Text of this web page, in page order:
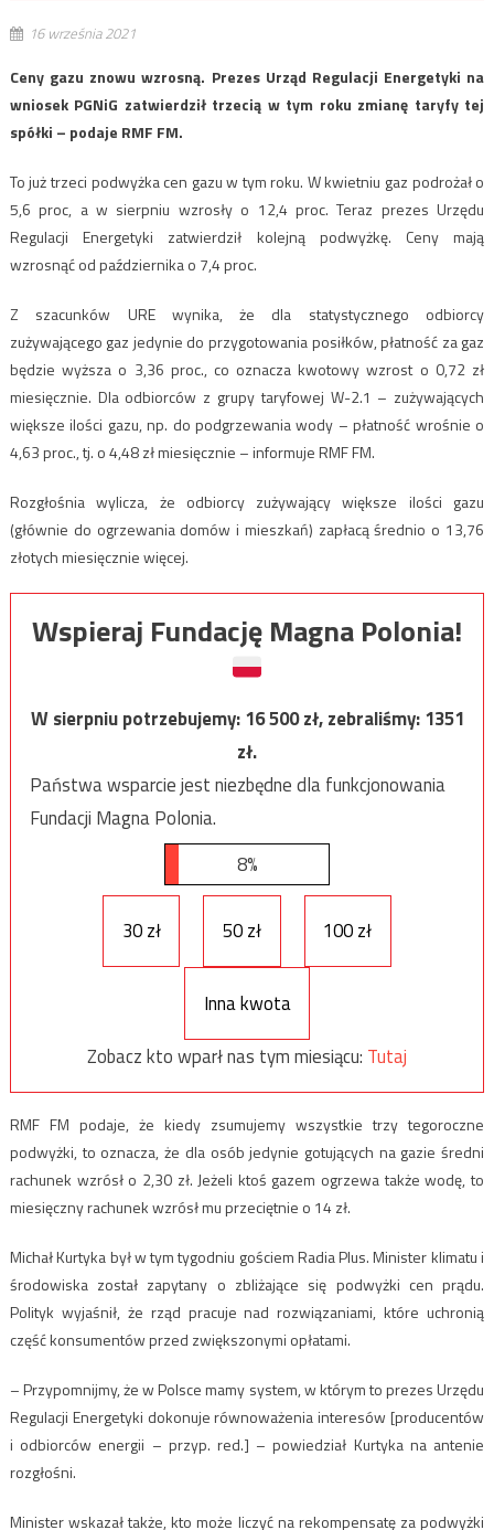
16 września 2021
Ceny gazu znowu wzrosną. Prezes Urząd Regulacji Energetyki na
wniosek PGNiG zatwierdził trzecią w tym roku zmianę taryfy tej
spółki – podaje RMF FM.
To już trzeci podwyżka cen gazu w tym roku. W kwietniu gaz podrożał o
5,6 proc, a w sierpniu wzrosły o 12,4 proc. Teraz prezes Urzędu
Regulacji Energetyki zatwierdził kolejną podwyżkę. Ceny mają
wzrosnąć od października o 7,4 proc.
Z szacunków URE wynika, że dla statystycznego odbiorcy
zużywającego gaz jedynie do przygotowania posiłków, płatność za gaz
będzie wyższa o 3,36 proc., co oznacza kwotowy wzrost o 0,72 zł
miesięcznie. Dla odbiorców z grupy taryfowej W-2.1 – zużywających
większe ilości gazu, np. do podgrzewania wody – płatność wrośnie o
4,63 proc., tj. o 4,48 zł miesięcznie – informuje RMF FM.
Rozgłośnia wylicza, że odbiorcy zużywający większe ilości gazu
(głównie do ogrzewania domów i mieszkań) zapłacą średnio o 13,76
złotych miesięcznie więcej.
Wspieraj Fundację Magna Polonia!
W sierpniu potrzebujemy:16 500zł, zebraliśmy:1351
zł.
Państwa wsparcie jest niezbędne dla funkcjonowania
Fundacji Magna Polonia.
8%
30 zł 50 zł 100 zł
Inna kwota
Zobacz kto wparł nas tym miesiącu: Tutaj
RMF FM podaje, że kiedy zsumujemy wszystkie trzy tegoroczne
podwyżki, to oznacza, że dla osób jedynie gotujących na gazie średni
rachunek wzrósł o 2,30 zł. Jeżeli ktoś gazem ogrzewa także wodę, to
miesięczny rachunek wzrósł mu przeciętnie o 14 zł.
Michał Kurtyka był w tym tygodniu gościem Radia Plus. Minister klimatu i
środowiska został zapytany o zbliżające się podwyżki cen prądu.
Polityk wyjaśnił, że rząd pracuje nad rozwiązaniami, które uchronią
część konsumentów przed zwiększonymi opłatami.
– Przypomnijmy, że w Polsce mamy system, w którym to prezes Urzędu
Regulacji Energetyki dokonuje równoważenia interesów [producentów
i odbiorców energii – przyp. red.] – powiedział Kurtyka na antenie
rozgłośni.
Minister wskazał także, kto może liczyć na rekompensatę za podwyżki